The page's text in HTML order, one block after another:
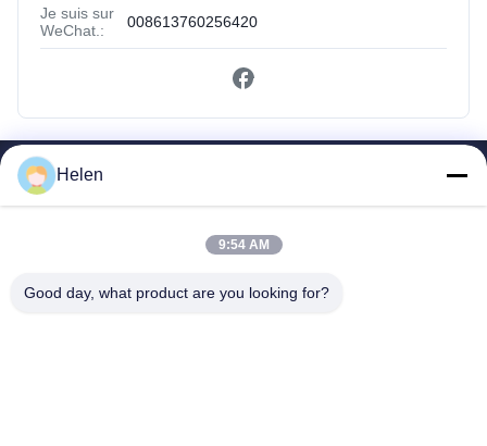
Je suis sur
WeChat.:
008613760256420
Des Produits
Visite D'usine
Helen
9:54 AM
Good day, what product are you looking for?